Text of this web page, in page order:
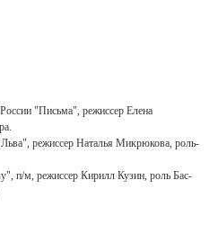
"Письма", режиссер Елена
режиссер Наталья Микрюкова, роль-
п/м, режиссер Кирилл Кузин, роль Бас-